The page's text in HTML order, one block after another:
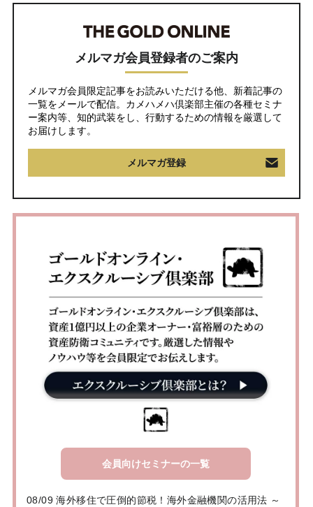
メルマガ会員登録者のご案内
メルマガ会員限定記事をお読みいただける他、新着記事の
一覧をメールで配信。カメハメハ倶楽部主催の各種セミナ
ー案内等、知的武装をし、行動するための情報を厳選して
お届けします。
メルマガ登録
会員向けセミナーの一覧
08/09 海外移住で圧倒的節税！海外金融機関の活用法 ～